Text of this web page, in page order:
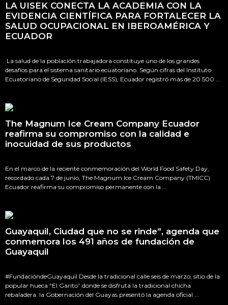
LA UISEK CONECTA LA ACADEMIA CON LA
EVIDENCIA CIENTÍFICA PARA FORTALECER LA
SALUD OCUPACIONAL EN IBEROAMÉRICA Y
ECUADOR
La salud de la población trabajadora constituye uno de los grandes
desafíos para el sistema sanitario ecuatoriano. Según cifras del Instituto
Ecuatoriano de Seguridad Social (IESS), Ecuador registró más de 20.500 ...
The Magnum Ice Cream Company Ecuador
reafirma su compromiso con la calidad e
inocuidad de sus productos
En el marco de la reciente conmemoración del World Food Safety Day,
recordado cada 7 de junio, The Magnum Ice Cream Company (TMICC)
Ecuador reafirma su compromiso permanente con la ...
Guayaquil, Ciudad que no se rinde”, agenda que
conmemora los 491 años de fundación de
Guayaquil
#FundacióndeGuayaquil Desde la tradicional calle seis de marzo, sitio de la
popular hueca “El Garito” donde se disfruta la tradicional chicha
rebaladera. la Gobernación del Guayas presentó la agenda oficial ...